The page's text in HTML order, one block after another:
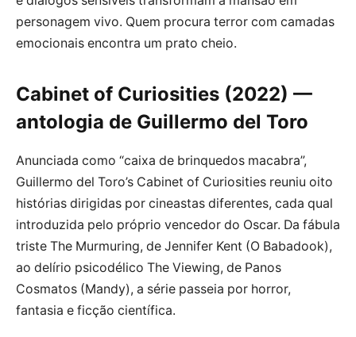
personagem vivo. Quem procura terror com camadas
emocionais encontra um prato cheio.
Cabinet of Curiosities (2022) —
antologia de Guillermo del Toro
Anunciada como “caixa de brinquedos macabra”,
Guillermo del Toro’s Cabinet of Curiosities reuniu oito
histórias dirigidas por cineastas diferentes, cada qual
introduzida pelo próprio vencedor do Oscar. Da fábula
triste The Murmuring, de Jennifer Kent (O Babadook),
ao delírio psicodélico The Viewing, de Panos
Cosmatos (Mandy), a série passeia por horror,
fantasia e ficção científica.